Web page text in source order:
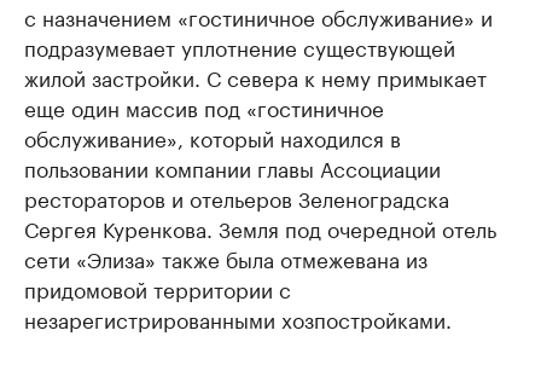
с назначением «гостиничное обслуживание» и
подразумевает уплотнение существующей
жилой застройки. С севера к нему примыкает
еще один массив под «гостиничное
обслуживание», который находился в
пользовании компании главы Ассоциации
рестораторов и отельеров Зеленоградска
Сергея Куренкова. Земля под очередной отель
сети «Элиза» также была отмежевана из
придомовой территории с
незарегистрированными хозпостройками.